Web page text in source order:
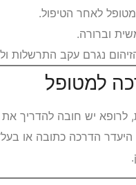
לאחר הטיפול.
וברורה.
נגרם עקב התרשלות
למטופל
יש חובה להדריך את
היעדר הדרכה כתובה או